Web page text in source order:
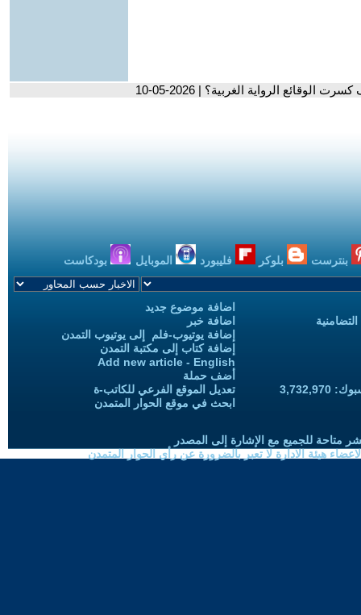
الرواية الغربية؟ | 2026-05-10
بنترست بلوكر فليبورد الموبايل بودكاست
اضافة موضوع جديد
اضافة خبر
إضافة يوتيوب-فلم إلى يوتيوب التمدن
إضافة كتاب إلى مكتبة التمدن
Add new article - English
أضف حملة
تعديل الموقع الفرعي للكاتب-ة
ابحث في موقع الحوار المتمدن
متاحة للجميع مع الإشارة إلى المصدر
هيئة الادارة لا تعبر بالضرورة عن رأي الحوار المتمدن